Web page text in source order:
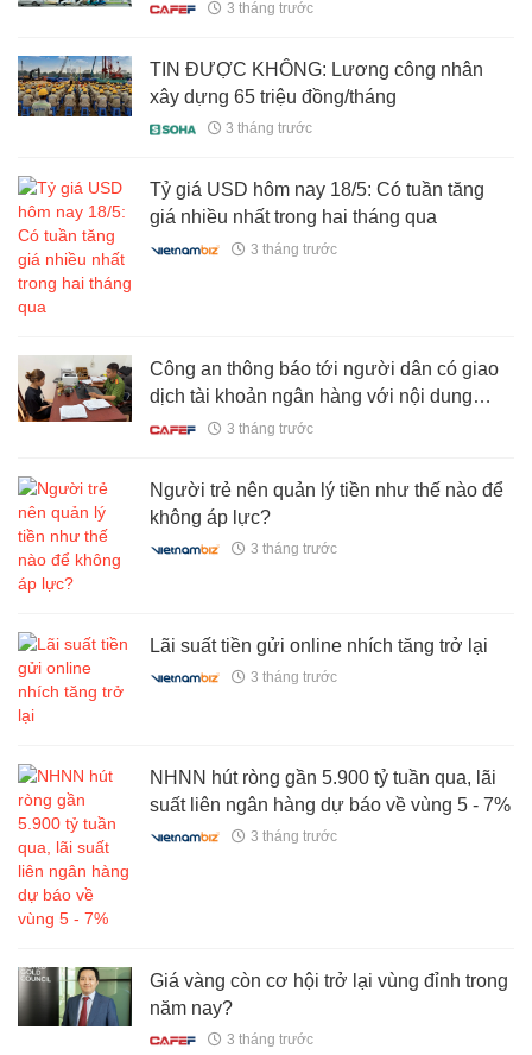
3 tháng trước
TIN ĐƯỢC KHÔNG: Lương công nhân
xây dựng 65 triệu đồng/tháng
3 tháng trước
Tỷ giá USD hôm nay 18/5: Có tuần tăng
giá nhiều nhất trong hai tháng qua
3 tháng trước
Công an thông báo tới người dân có giao
dịch tài khoản ngân hàng với nội dung
chuyển khoản sau
3 tháng trước
Người trẻ nên quản lý tiền như thế nào để
không áp lực?
3 tháng trước
Lãi suất tiền gửi online nhích tăng trở lại
3 tháng trước
NHNN hút ròng gần 5.900 tỷ tuần qua, lãi
suất liên ngân hàng dự báo về vùng 5 - 7%
3 tháng trước
Giá vàng còn cơ hội trở lại vùng đỉnh trong
năm nay?
3 tháng trước